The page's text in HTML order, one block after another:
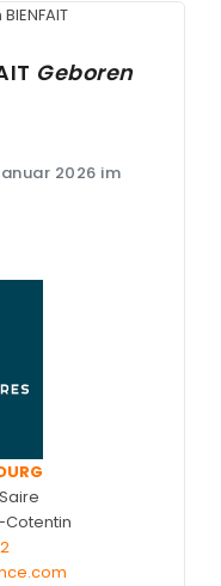
Geboren
2026 im